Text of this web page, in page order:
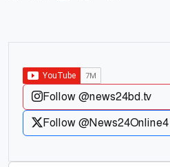
Follow @news24bd.tv
Follow @News24Online4